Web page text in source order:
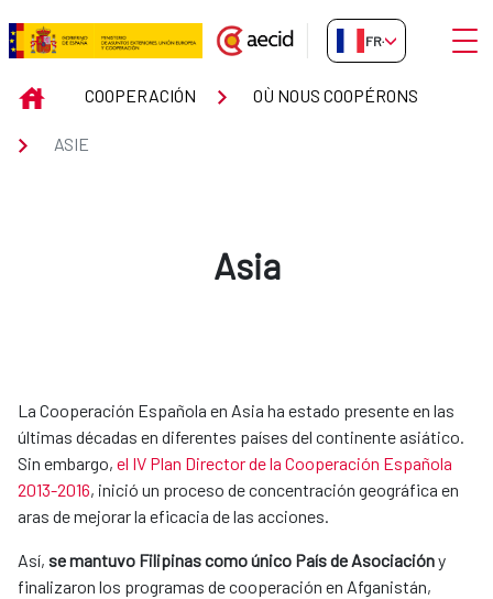
Saut au contenu principal
ASIE
FR-FR
INICIOCOOPERACIÓN OÙ NOUS COOPÉRONS
ASIE
Asia
​​​​​​La Cooperación Española en Asia ha estado presente en las
últimas décadas en diferentes países del continente asiático.
Sin embargo, el IV Plan Director de la Cooperación Española
2013-2016, inició un proceso de concentración geográfica en
aras de mejorar la eficacia de las acciones.
Así, se mantuvo Filipinas como único País de Asociacióny
finalizaron los programas de cooperación en Afganistán,